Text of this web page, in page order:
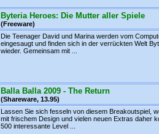
Byteria Heroes: Die Mutter aller Spiele
(Freeware)
Die Teenager David und Marina werden vom
eingesaugt und finden sich in der verrückten Welt
wieder. Gemeinsam mit ...
Balla Balla 2009 - The Return
(Shareware, 13.95)
Lassen Sie sich fesseln von diesem Breakoutspiel,
mit frischem Design und vielen neuen Extras daher
500 interessante Level ...